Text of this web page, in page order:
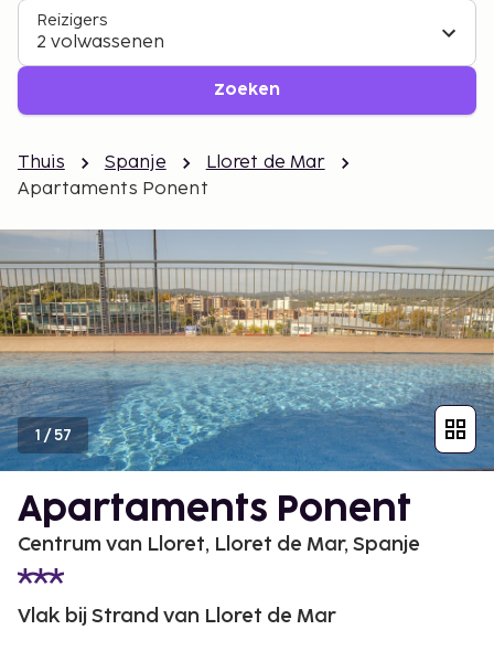
Reizigers
2 volwassenen
Zoeken
Thuis Spanje
Lloret de Mar
Apartaments Ponent
1 /57
Apartaments Ponent
Centrum van Lloret, Lloret de Mar, Spanje
Vlak bij Strand van Lloret de Mar